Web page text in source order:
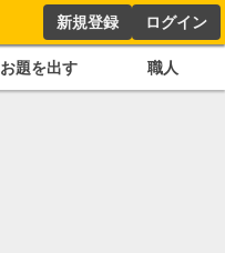
新規登録 ログイン
お題を出す 職人